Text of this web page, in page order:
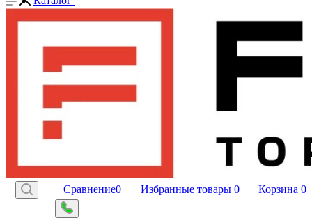
Сравнение0 Избранные товары 0 Корзина 0